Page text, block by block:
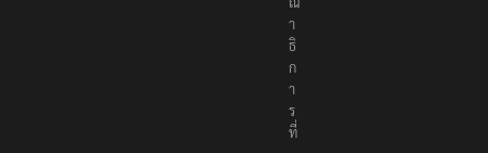
า
ธิ
ก
า
ร
ที่